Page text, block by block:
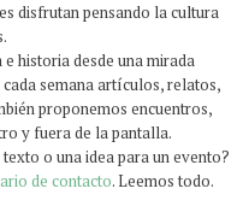
disfrutan pensando la cultura
historia desde una mirada
semana artículos, relatos,
proponemos encuentros,
y fuera de la pantalla.
o una idea para un evento?
de contacto. Leemos todo.